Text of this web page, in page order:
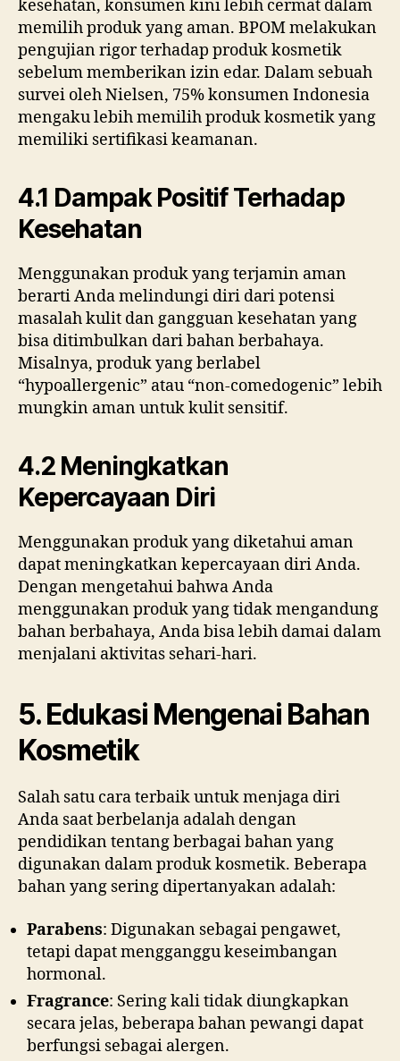
kesehatan, konsumen kini lebih cermat dalam
memilih produk yang aman. BPOM melakukan
pengujian rigor terhadap produk kosmetik
sebelum memberikan izin edar. Dalam sebuah
survei oleh Nielsen, 75% konsumen Indonesia
mengaku lebih memilih produk kosmetik yang
memiliki sertifikasi keamanan.
4.1 Dampak Positif Terhadap
Kesehatan
Menggunakan produk yang terjamin aman
berarti Anda melindungi diri dari potensi
masalah kulit dan gangguan kesehatan yang
bisa ditimbulkan dari bahan berbahaya.
Misalnya, produk yang berlabel
“hypoallergenic” atau “non-comedogenic” lebih
mungkin aman untuk kulit sensitif.
4.2 Meningkatkan
Kepercayaan Diri
Menggunakan produk yang diketahui aman
dapat meningkatkan kepercayaan diri Anda.
Dengan mengetahui bahwa Anda
menggunakan produk yang tidak mengandung
bahan berbahaya, Anda bisa lebih damai dalam
menjalani aktivitas sehari-hari.
5. Edukasi Mengenai Bahan
Kosmetik
Salah satu cara terbaik untuk menjaga diri
Anda saat berbelanja adalah dengan
pendidikan tentang berbagai bahan yang
digunakan dalam produk kosmetik. Beberapa
bahan yang sering dipertanyakan adalah:
Parabens: Digunakan sebagai pengawet,
tetapi dapat mengganggu keseimbangan
hormonal.
Fragrance: Sering kali tidak diungkapkan
secara jelas, beberapa bahan pewangi dapat
berfungsi sebagai alergen.